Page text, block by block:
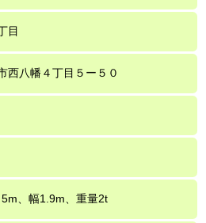
目
西八幡４丁目５ー５０
、幅1.9m、重量2t